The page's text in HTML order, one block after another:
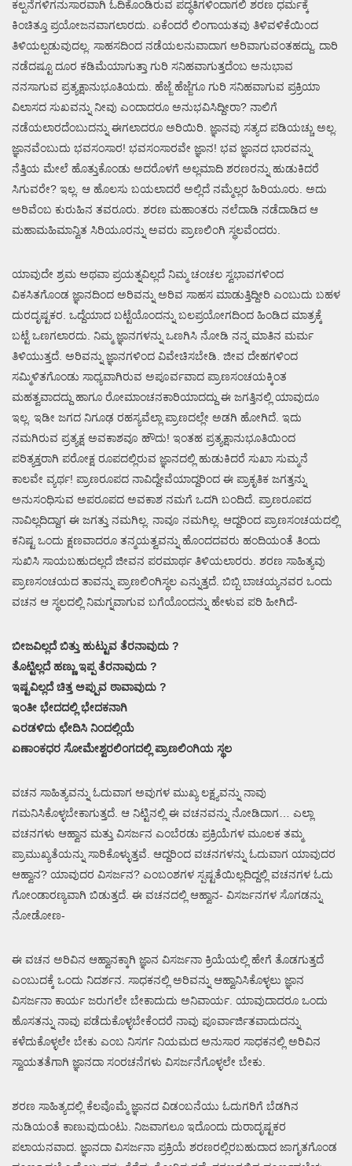
ಕಲ್ಪನೆಗಳಿಗನುಸಾರವಾಗಿ ಓದಿಕೊಂಡಿರುವ ಪದ್ಧತಿಗಳಿಂದಾಗಲಿ ಶರಣ ಧರ್ಮಕ್ಕೆ
ಕಿಂಚಿತ್ತೂ ಪ್ರಯೋಜನವಾಗಲಾರದು. ಏಕೆಂದರೆ ಲಿಂಗಾಯತವು ತಿಳಿವಳಿಕೆಯಿಂದ
ತಿಳಿಯಲ್ಪಡುವುದಲ್ಲ. ಸಾಹಸದಿಂದ ನಡೆಯಲನುವಾದಾಗ ಅರಿವಾಗುವಂತಹದ್ದು. ದಾರಿ
ನಡೆದಷ್ಟೂ ದೂರ ಕಡಿಮೆಯಾಗುತ್ತಾ ಗುರಿ ಸನಿಹವಾಗುತ್ತದೆಂಬ ಅನುಭಾವ
ನನಸಾಗುವ ಪ್ರತ್ಯಕ್ಷಾನುಭೂತಿಯದು. ಹೆಜ್ಜೆ ಹೆಜ್ಜೆಗೂ ಗುರಿ ಸನಿಹವಾಗುವ ಪ್ರಕ್ರಿಯಾ
ವಿಲಾಸದ ಸುಖವನ್ನು ನೀವು ಎಂದಾದರೂ ಅನುಭವಿಸಿದ್ದೀರಾ? ನಾಲಿಗೆ
ನಡೆಯಲಾರದೆಂಬುದನ್ನು ಈಗಲಾದರೂ ಅರಿಯಿರಿ. ಜ್ಞಾನವು ಸತ್ಯದ ಪಡಿಯಚ್ಚು ಅಲ್ಲ.
ಜ್ಞಾನವೆಂಬುದು ಭವಸಂಸಾರ! ಭವಸಂಸಾರವೇ ಜ್ಞಾನ! ಭವ ಜ್ಞಾನದ ಭಾರವನ್ನು
ನೆತ್ತಿಯ ಮೇಲೆ ಹೊತ್ತುಕೊಂಡು ಅದರೊಳಗೆ ಅಲ್ಲಮಾದಿ ಶರಣರನ್ನು ಹುಡುಕಿದರೆ
ಸಿಗುವರೇ? ಇಲ್ಲ. ಆ ಹೊಲಸು ಬಯಲಾದರೆ ಅಲ್ಲಿದೆ ನಮ್ಮೆಲ್ಲರ ಹಿರಿಯೂರು. ಅದು
ಅರಿವೆಂಬ ಕುರುಹಿನ ತವರೂರು. ಶರಣ ಮಹಾಂತರು ನಲೆದಾಡಿ ನಡೆದಾಡಿದ ಆ
ಮಹಾಮಹಿಮಾನ್ವಿತ ಸಿರಿಯೂರನ್ನು ಅವರು ಪ್ರಾಣಲಿಂಗಿ ಸ್ಥಲವೆಂದರು.
ಯಾವುದೇ ಶ್ರಮ ಅಥವಾ ಪ್ರಯತ್ನವಿಲ್ಲದೆ ನಿಮ್ಮ ಚಂಚಲ ಸ್ವಭಾವಗಳಿಂದ
ವಿಕಸಿತಗೊಂಡ ಜ್ಞಾನದಿಂದ ಅರಿವನ್ನು ಅರಿವ ಸಾಹಸ ಮಾಡುತ್ತಿದ್ದೀರಿ ಎಂಬುದು ಬಹಳ
ದುರದೃಷ್ಟಕರ. ಒದ್ದೆಯಾದ ಬಟ್ಟೆಯೊಂದನ್ನು ಬಲಪ್ರಯೋಗದಿಂದ ಹಿಂಡಿದ ಮಾತ್ರಕ್ಕೆ
ಬಟ್ಟೆ ಒಣಗಲಾರದು. ನಿಮ್ಮ ಜ್ಞಾನಗಳನ್ನು ಒಣಗಿಸಿ ನೋಡಿ ನನ್ನ ಮಾತಿನ ಮರ್ಮ
ತಿಳಿಯುತ್ತದೆ. ಅರಿವನ್ನು ಜ್ಞಾನಗಳಿಂದ ವಿವೇಚಿಸಬೇಡಿ. ಜೀವ ದೇಹಗಳಿಂದ
ಸಮ್ಮಿಳಿತಗೊಂಡು ಸಾಧ್ಯವಾಗಿರುವ ಅಪೂರ್ವವಾದ ಪ್ರಾಣಸಂಚಯಕ್ಕಿಂತ
ಮಹತ್ವವಾದದ್ದು ಹಾಗೂ ರೋಮಾಂಚನಕಾರಿಯಾದದ್ದು ಈ ಜಗತ್ತಿನಲ್ಲಿ ಯಾವುದೂ
ಇಲ್ಲ. ಇಡೀ ಜಗದ ನಿಗೂಢ ರಹಸ್ಯವೆಲ್ಲಾ ಪ್ರಾಣದಲ್ಲೇ ಅಡಗಿ ಹೋಗಿದೆ. ಇದು
ನಮಗಿರುವ ಪ್ರತ್ಯಕ್ಷ ಅವಕಾಶವೂ ಹೌದು! ಇಂತಹ ಪ್ರತ್ಯಕ್ಷಾನುಭೂತಿಯಿಂದ
ಪರಿತ್ಯಕ್ತರಾಗಿ ಪರೋಕ್ಷ ರೂಪದಲ್ಲಿರುವ ಜ್ಞಾನದಲ್ಲಿ ಹುಡುಕಿದರೆ ಸುಖಾ ಸುಮ್ಮನೆ
ಕಾಲವೇ ವ್ಯರ್ಥ! ಪ್ರಾಣರೂಪದ ನಾವಿದ್ದೇವೆಯಾದ್ದರಿಂದ ಈ ಪ್ರಾಕೃತಿಕ ಜಗತ್ತನ್ನು
ಅನುಸಂಧಿಸುವ ಅಪರೂಪದ ಅವಕಾಶ ನಮಗೆ ಒದಗಿ ಬಂದಿದೆ. ಪ್ರಾಣರೂಪದ
ನಾವಿಲ್ಲದಿದ್ದಾಗ ಈ ಜಗತ್ತು ನಮಗಿಲ್ಲ. ನಾವೂ ನಮಗಿಲ್ಲ. ಆದ್ದರಿಂದ ಪ್ರಾಣಸಂಚಯದಲ್ಲಿ
ಕನಿಷ್ಟ ಒಂದು ಕ್ಷಣವಾದರೂ ತನ್ಮಯತ್ವವನ್ನು ಹೊಂದದವರು ಹಂದಿಯಂತೆ ತಿಂದು
ಸುಖಿಸಿ ಸಾಯಬಹುದಲ್ಲದೆ ಜೀವನ ಪರಮಾರ್ಥ ತಿಳಿಯಲಾರರು. ಶರಣ ಸಾಹಿತ್ಯವು
ಪ್ರಾಣಸಂಚಯದ ತಾವನ್ನು ಪ್ರಾಣಲಿಂಗಿಸ್ಥಲ ಎನ್ನುತ್ತದೆ. ಬಿಬ್ಬಿ ಬಾಚಯ್ಯನವರ ಒಂದು
ವಚನ ಆ ಸ್ಥಲದಲ್ಲಿ ನಿಮಗ್ನವಾಗುವ ಬಗೆಯೊಂದನ್ನು ಹೇಳುವ ಪರಿ ಹೀಗಿದೆ-
ಬೀಜವಿಲ್ಲದೆ ಬಿತ್ತು ಹುಟ್ಟುವ ತೆರನಾವುದು ?
ತೊಟ್ಟಿಲ್ಲದೆ ಹಣ್ಣು ಇಪ್ಪ ತೆರನಾವುದು ?
ಇಷ್ಟವಿಲ್ಲದೆ ಚಿತ್ತ ಅಪ್ಪುವ ಠಾವಾವುದು ?
ಇಂತೀ ಭೇದದಲ್ಲಿ ಭೇದಕನಾಗಿ
ಎರಡಳಿದು ಛೇದಿಸಿ ನಿಂದಲ್ಲಿಯೆ
ಏಣಾಂಕಧರ ಸೋಮೇಶ್ವರಲಿಂಗದಲ್ಲಿ ಪ್ರಾಣಲಿಂಗಿಯ ಸ್ಥಲ
ವಚನ ಸಾಹಿತ್ಯವನ್ನು ಓದುವಾಗ ಅವುಗಳ ಮುಖ್ಯ ಲಕ್ಷ್ಯವನ್ನು ನಾವು
ಗಮನಿಸಿಕೊಳ್ಳಬೇಕಾಗುತ್ತದೆ. ಆ ನಿಟ್ಟಿನಲ್ಲಿ ಈ ವಚನವನ್ನು ನೋಡಿದಾಗ… ಎಲ್ಲಾ
ವಚನಗಳು ಆಹ್ವಾನ ಮತ್ತು ವಿಸರ್ಜನ ಎಂಬೆರಡು ಪ್ರಕ್ರಿಯೆಗಳ ಮೂಲಕ ತಮ್ಮ
ಪ್ರಾಮುಖ್ಯತೆಯನ್ನು ಸಾರಿಕೊಳ್ಳುತ್ತವೆ. ಆದ್ದರಿಂದ ವಚನಗಳನ್ನು ಓದುವಾಗ ಯಾವುದರ
ಆಹ್ವಾನ? ಯಾವುದರ ವಿಸರ್ಜನ? ಎಂಬಂಶಗಳ ಸ್ಪಷ್ಟತೆಯಿಲ್ಲದಿದ್ದಲ್ಲಿ ವಚನಗಳ ಓದು
ಗೋಂಡಾರಣ್ಯವಾಗಿ ಬಿಡುತ್ತದೆ. ಈ ವಚನದಲ್ಲಿ ಆಹ್ವಾನ- ವಿಸರ್ಜನಗಳ ಸೊಗಡನ್ನು
ನೋಡೋಣ-
ಈ ವಚನ ಅರಿವಿನ ಆಹ್ವಾನಕ್ಕಾಗಿ ಜ್ಞಾನ ವಿಸರ್ಜನಾ ಕ್ರಿಯೆಯಲ್ಲಿ ಹೇಗೆ ತೊಡಗುತ್ತದೆ
ಎಂಬುದಕ್ಕೆ ಒಂದು ನಿದರ್ಶನ. ಸಾಧಕನಲ್ಲಿ ಅರಿವನ್ನು ಆಹ್ವಾನಿಸಿಕೊಳ್ಳಲು ಜ್ಞಾನ
ವಿಸರ್ಜನಾ ಕಾರ್ಯ ಜರುಗಲೇ ಬೇಕಾದುದು ಅನಿವಾರ್ಯ. ಯಾವುದಾದರೂ ಒಂದು
ಹೊಸತನ್ನು ನಾವು ಪಡೆದುಕೊಳ್ಳಬೇಕೆಂದರೆ ನಾವು ಪೂರ್ವಾರ್ಜಿತವಾದುದನ್ನು
ಕಳೆದುಕೊಳ್ಳಲೇ ಬೇಕು ಎಂಬ ನಿಸರ್ಗ ನಿಯಮದ ಅನುಸಾರ ಸಾಧಕನಲ್ಲಿ ಅರಿವಿನ
ಸ್ವಾಯತತೆಗಾಗಿ ಜ್ಞಾನದಾ ಸಂರಚನೆಗಳು ವಿಸರ್ಜನೆಗೊಳ್ಳಲೇ ಬೇಕು.
ಶರಣ ಸಾಹಿತ್ಯದಲ್ಲಿ ಕೆಲವೊಮ್ಮೆ ಜ್ಞಾನದ ವಿಡಂಬನೆಯು ಓದುಗರಿಗೆ ಬೆಡಗಿನ
ನುಡಿಯಂತೆ ಕಾಣುವುದುಂಟು. ನಿಜವಾಗಲೂ ಇದೊಂದು ದುರಾದೃಷ್ಟಕರ
ಪಲಾಯನವಾದ. ಜ್ಞಾನದಾ ವಿಸರ್ಜನಾ ಪ್ರಕ್ರಿಯೆ ಶರಣರಲ್ಲಿರಬಹುದಾದ ಜಾಗೃತಗೊಂಡ